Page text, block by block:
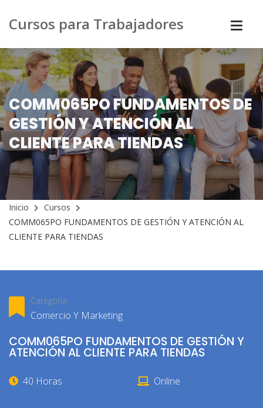
Cursos para Trabajadores
COMM065PO FUNDAMENTOS DE
GESTIÓN Y ATENCIÓN AL
CLIENTE PARA TIENDAS
Inicio
Cursos
COMM065PO FUNDAMENTOS DE GESTIÓN Y ATENCIÓN AL
CLIENTE PARA TIENDAS
Categoría
Comercio Y Marketing
COMM065PO FUNDAMENTOS DE GESTIÓN Y
ATENCIÓN AL CLIENTE PARA TIENDAS
40 Horas Online